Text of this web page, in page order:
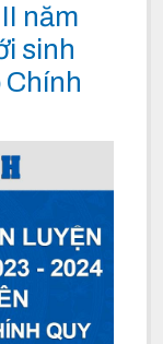
năm
sinh
Chính